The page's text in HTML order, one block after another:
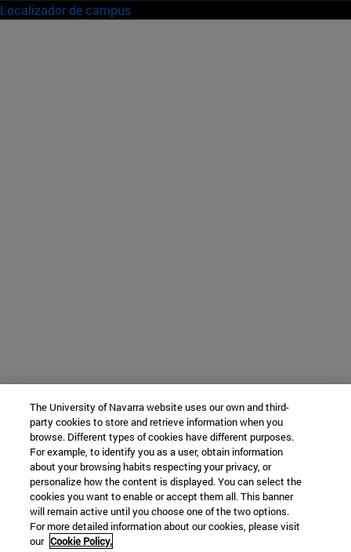
Localizador de campus
The University of Navarra website uses our own and third-
party cookies to store and retrieve information when you
browse. Different types of cookies have different purposes.
For example, to identify you as a user, obtain information
about your browsing habits respecting your privacy, or
personalize how the content is displayed. You can select the
cookies you want to enable or accept them all. This banner
will remain active until you choose one of the two options.
For more detailed information about our cookies, please visit
our Cookie Policy.